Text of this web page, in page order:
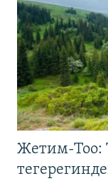
Жетим-Тоо: